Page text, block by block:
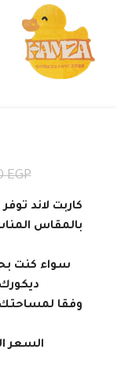
EGP
كاربت لاند
بالمقاس
سواء كنت
وفقا
السعر